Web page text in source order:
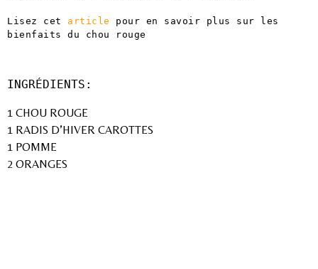
Lisez cet article pour en savoir plus sur les
bienfaits du chou rouge
INGRÉDIENTS:
1 CHOU ROUGE
1 RADIS D’HIVER CAROTTES
1 POMME
2 ORANGES